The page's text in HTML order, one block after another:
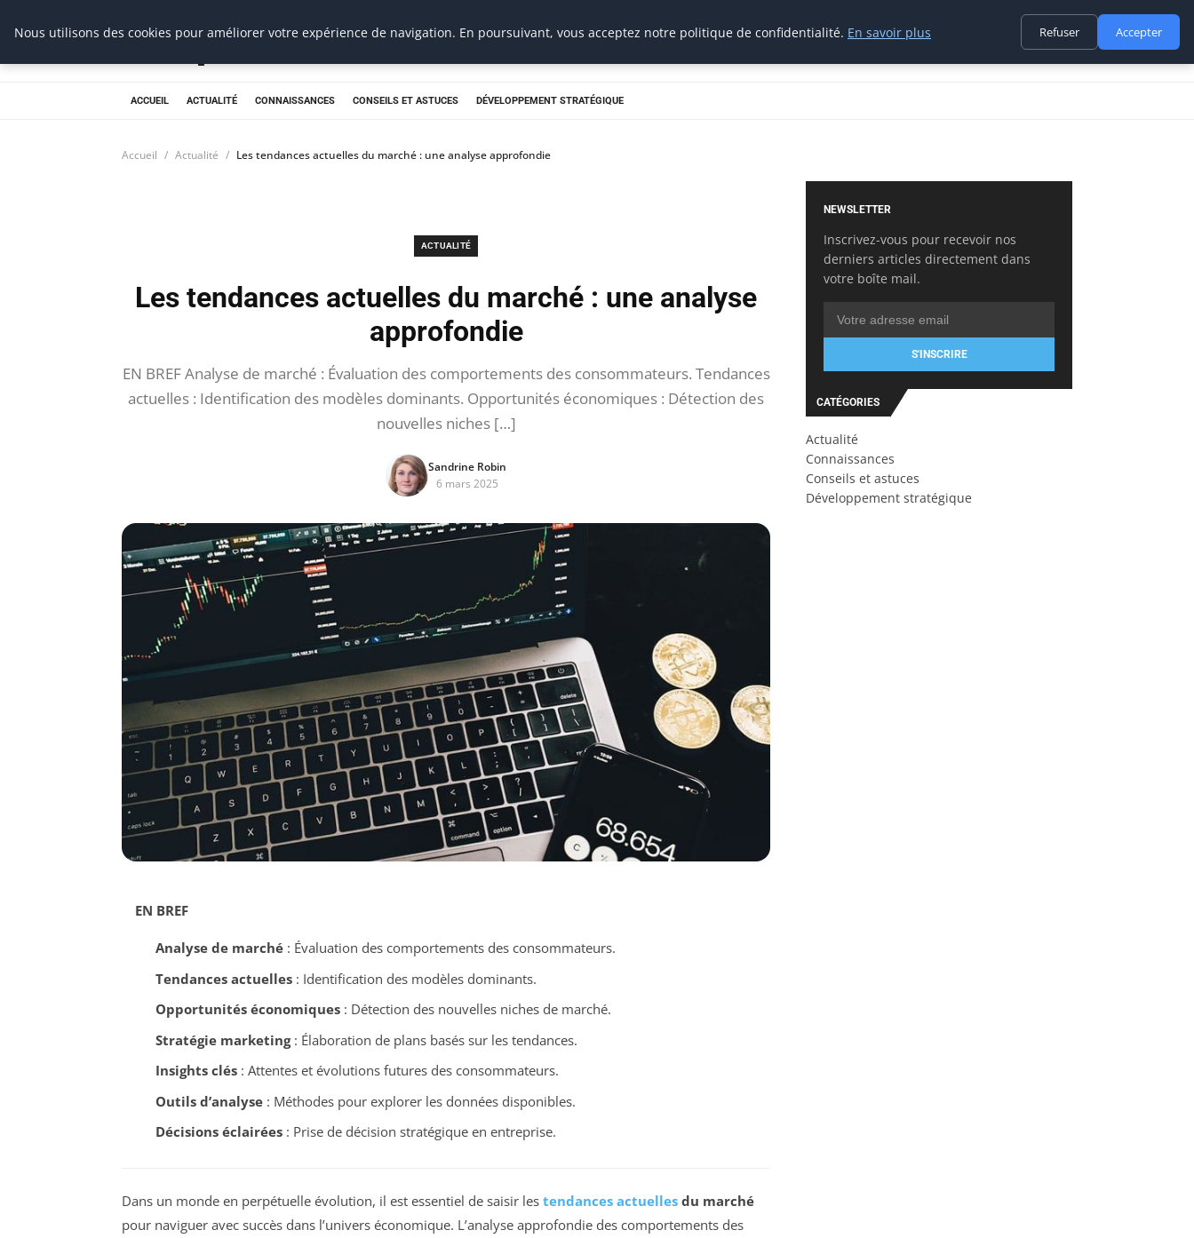
Prospection Pro
ACCUEIL ACTUALITÉ CONNAISSANCES CONSEILS ET ASTUCES DÉVELOPPEMENT STRATÉGIQUE
Accueil Actualité Les tendances actuelles du marché : une analyse approfondie
ACTUALITÉ
Les tendances actuelles du marché : une analyse
approfondie
EN BREF Analyse de marché : Évaluation des comportements des consommateurs. Tendances
actuelles : Identification des modèles dominants. Opportunités économiques : Détection des
nouvelles niches […]
Sandrine Robin
6 mars 2025
EN BREF
Analyse de marché: Évaluation des comportements des consommateurs.
Tendances actuelles: Identification des modèles dominants.
Opportunités économiques: Détection des nouvelles niches de marché.
Stratégie marketing: Élaboration de plans basés sur les tendances.
Insights clés: Attentes et évolutions futures des consommateurs.
Outils d’analyse: Méthodes pour explorer les données disponibles.
Décisions éclairées: Prise de décision stratégique en entreprise.
Dans un monde en perpétuelle évolution, il est essentiel de saisir les tendances actuelles du marché
pour naviguer avec succès dans l’univers économique. L’analyse approfondie des comportements des
NEWSLETTER
Inscrivez-vous pour recevoir nos
derniers articles directement dans
votre boîte mail.
S'INSCRIRE
CATÉGORIES
Actualité
Connaissances
Conseils et astuces
Développement stratégique
Nous utilisons des cookies pour améliorer votre expérience de navigation. En poursuivant, vous acceptez notre politique de confidentialité. En savoir plus Refuser Accepter